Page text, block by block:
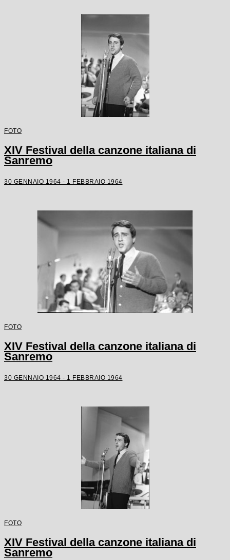
FOTO
XIV Festival della canzone italiana di
Sanremo
30 GENNAIO 1964 - 1 FEBBRAIO 1964
FOTO
XIV Festival della canzone italiana di
Sanremo
30 GENNAIO 1964 - 1 FEBBRAIO 1964
FOTO
XIV Festival della canzone italiana di
Sanremo